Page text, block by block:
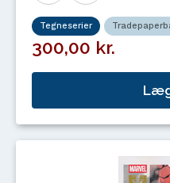
Tegneserier
300,00 kr.